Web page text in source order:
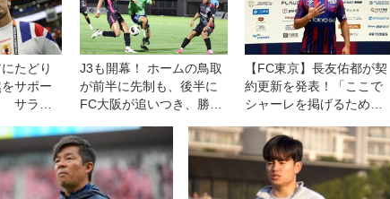
たどり
サポー
サラブ
ッチに
【英国
J3も開幕！ ホームの鳥取
が前半に先制も、後半に
FC大阪が追いつき、勝ち
【FC東京】長友佑都が契
約更新を発表！「ここで
シャーレを掲げるため
たい」